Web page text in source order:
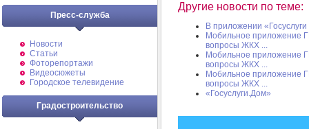
Пресс-служба
Новости
Статьи
Фоторепортажи
Видеосюжеты
Городское телевидение
Градостроительство
Другие новости по теме:
В приложении
Мобильное приложение
вопросы ЖКХ ...
Мобильное приложение
вопросы ЖКХ ...
Мобильное приложение
вопросы ЖКХ ...
«Госуслуги.Дом»